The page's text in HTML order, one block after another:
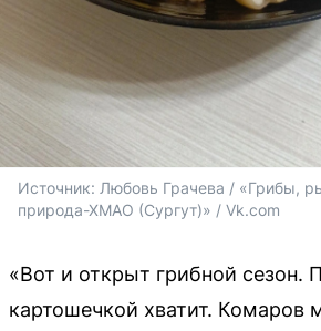
Источник: Любовь Грачева / «Грибы,
природа-ХМАО (Сургут)» / Vk.com
«Вот и открыт грибной сезон.
картошечкой хватит. Комаров